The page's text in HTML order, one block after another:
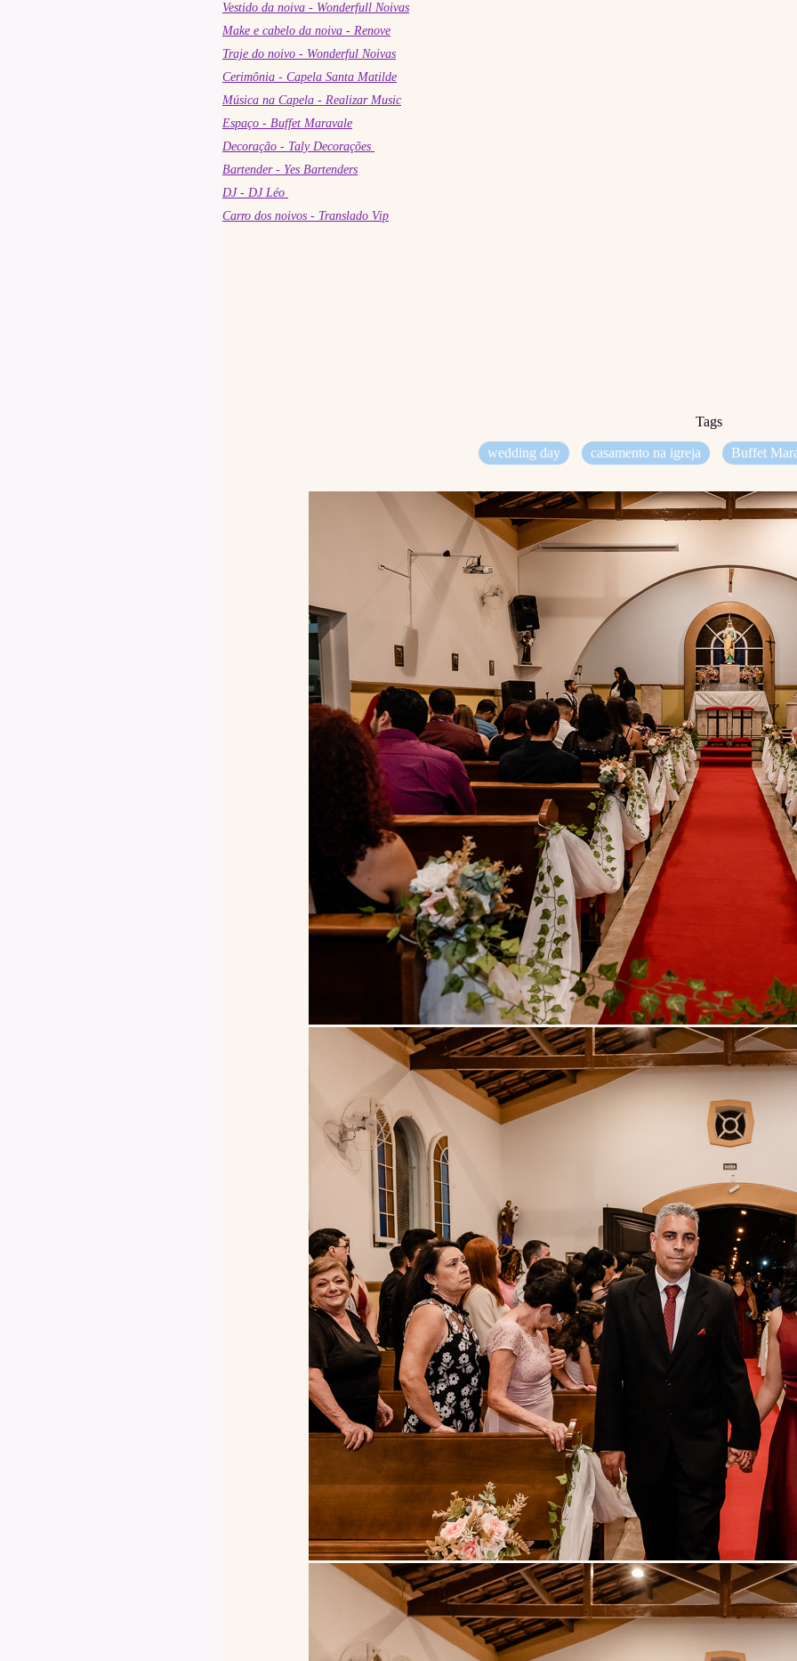
Vestido da noiva - Wonderfull Noivas
Make e cabelo da noiva - Renove
Traje do noivo - Wonderful Noivas
Cerimônia - Capela Santa Matilde
Música na Capela - Realizar Music
Espaço - Buffet Maravale
Decoração - Taly Decorações
Bartender - Yes Bartenders
DJ - DJ Léo
Carro dos noivos - Translado Vip
Tags
wedding day casamento na igreja Buffet